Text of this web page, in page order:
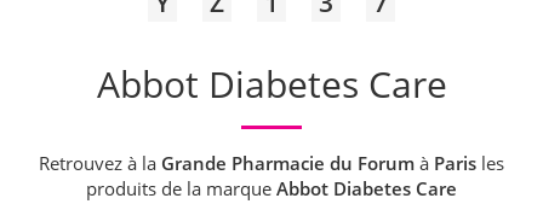
Abbot Diabetes Care
Retrouvez à la Grande Pharmacie du Forum à Paris les
produits de la marque Abbot Diabetes Care